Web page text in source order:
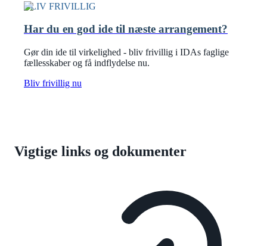
BLIV FRIVILLIG
Har du en god ide til næste arrangement?
Gør din ide til virkelighed - bliv frivillig i IDAs faglige
fællesskaber og få indflydelse nu.
Bliv frivillig nu
Vigtige links og dokumenter